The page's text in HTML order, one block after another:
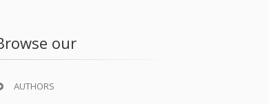
our
AUTHORS